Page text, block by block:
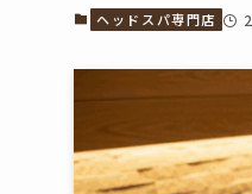
ヘッドスパ専門店